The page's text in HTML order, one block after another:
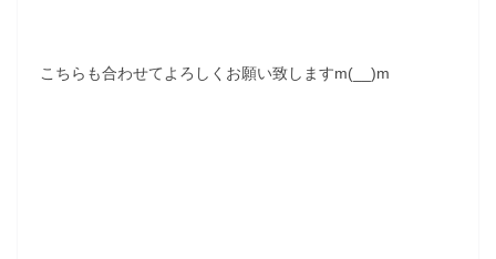
こちらも合わせてよろしくお願い致しますm(__)m